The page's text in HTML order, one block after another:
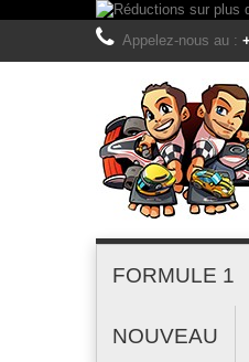
Appelez-nous au :
FORMULE 1
NOUVEAU